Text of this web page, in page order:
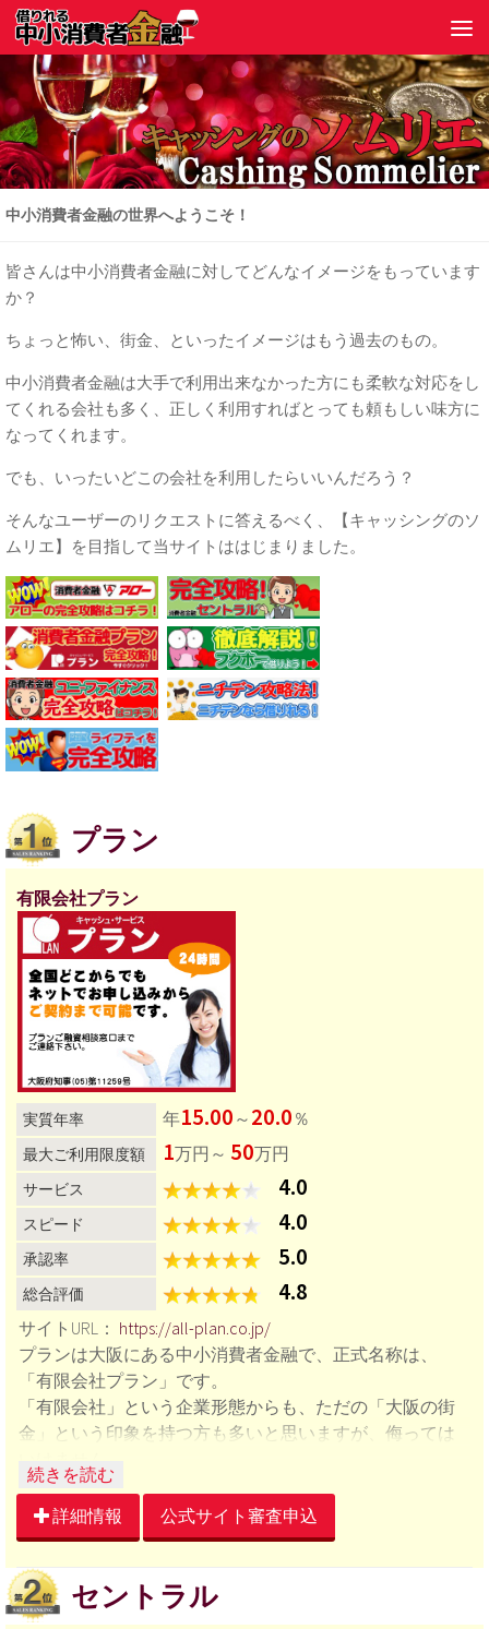
中小消費者金融の世界へようこそ！
皆さんは中小消費者金融に対してどんなイメージをもっています
か？
ちょっと怖い、街金、といったイメージはもう過去のもの。
中小消費者金融は大手で利用出来なかった方にも柔軟な対応をし
てくれる会社も多く、正しく利用すればとっても頼もしい味方に
なってくれます。
でも、いったいどこの会社を利用したらいいんだろう？
そんなユーザーのリクエストに答えるべく、【キャッシングのソ
ムリエ】を目指して当サイトははじまりました。
プラン
有限会社プラン
実質年率 年15.00 ～ 20.0 ％
最大ご利用限度額 1万円～ 50万円
サービス 4.0
スピード 4.0
承認率 5.0
総合評価 4.8
サイトURL： https://all-plan.co.jp/
プランは大阪にある中小消費者金融で、正式名称は、
「有限会社プラン」です。
「有限会社」という企業形態からも、ただの「大阪の街
金」という印象を持つ方も多いと思いますが、侮っては
プランは、かつては、地域密着型の営業スタイルでした
が、2016年年明けよりインターネットキャッシングで全
国展開を開始しました。
ここまでは、よくある話ですが、そこから、常に、高い
承認率を維持しているのがプランの凄いところです。
（どこの会社も、全国展開開始直後、一旦、承認率が高
詳細情報 公式サイト審査申込
セントラル